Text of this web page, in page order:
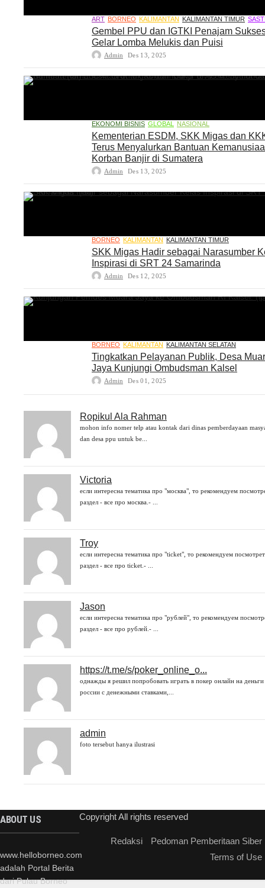
ART BORNEO KALIMANTAN KALIMANTAN TIMUR
Gembel PPU dan IGTKI Penajam
Gelar Lomba Melukis dan Puisi
Admin Des 13, 2025
EKONOMI BISNIS GLOBAL NASIONAL
Kementerian ESDM, SKK Migas dan
Terus Menyalurkan Bantuan
Korban Banjir di Sumatera
Admin Des 13, 2025
BORNEO KALIMANTAN KALIMANTAN TIMUR
SKK Migas Hadir sebagai Narasumber
Inspirasi di SRT 24 Samarinda
Admin Des 12, 2025
BORNEO KALIMANTAN KALIMANTAN SELATAN
Tingkatkan Pelayanan Publik, Desa
Jaya Kunjungi Ombudsman Kalsel
Admin Des 01, 2025
Ropikul Ala Rahman
mohon info nomer telp atau kontak dari dinas pemberdayaan
dan desa ppu untuk be...
Victoria
если интересна тематика про "москва", то рекомендуем
раздел - все про москва.- ...
Troy
если интересна тематика про "ticket", то рекомендуем
раздел - все про ticket.- ...
Jason
если интересна тематика про "рублей", то рекомендуем
раздел - все про рублей.- ...
https://t.me/s/poker_online_o...
однажды я решил попробовать играть в покер онлайн на деньги
россии с денежными ставками,...
admin
foto tersebut hanya ilustrasi
ABOUT US
www.helloborneo.com
adalah Portal Berita
dari Pulau Borneo
Copyright All rights reserved
Redaksi
Pedoman Pemberitaan Siber
Terms of Use